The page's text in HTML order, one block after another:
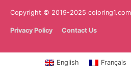
Copyright © 2019-2025 coloring1.com
Privacy Policy Contact Us
English Français